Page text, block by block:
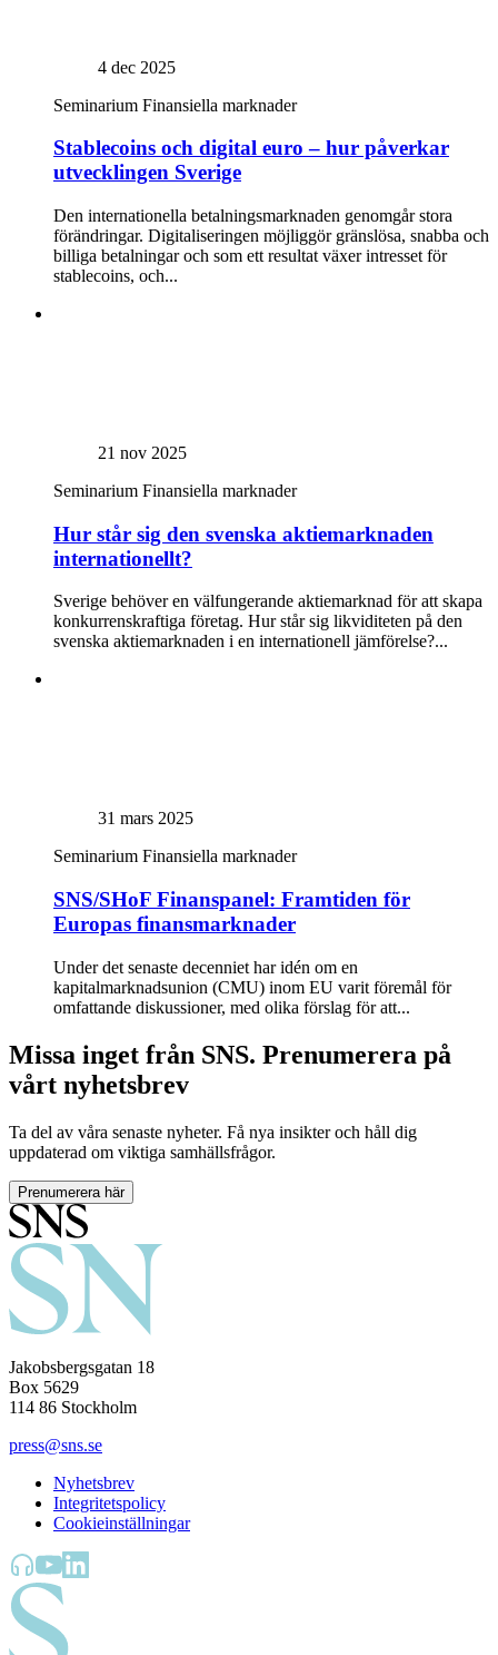
4 dec 2025
Seminarium Finansiella marknader
Stablecoins och digital euro – hur påverkar
utvecklingen Sverige
Den internationella betalningsmarknaden genomgår stora
förändringar. Digitaliseringen möjliggör gränslösa, snabba och
billiga betalningar och som ett resultat växer intresset för
stablecoins, och...
21 nov 2025
Seminarium Finansiella marknader
Hur står sig den svenska aktiemarknaden
internationellt?
Sverige behöver en välfungerande aktiemarknad för att skapa
konkurrenskraftiga företag. Hur står sig likviditeten på den
svenska aktiemarknaden i en internationell jämförelse?...
31 mars 2025
Seminarium Finansiella marknader
SNS/SHoF Finanspanel: Framtiden för
Europas finansmarknader
Under det senaste decenniet har idén om en
kapitalmarknadsunion (CMU) inom EU varit föremål för
omfattande diskussioner, med olika förslag för att...
Missa inget från SNS. Prenumerera på
vårt nyhetsbrev
Ta del av våra senaste nyheter. Få nya insikter och håll dig
uppdaterad om viktiga samhällsfrågor.
Prenumerera här
Jakobsbergsgatan 18
Box 5629
114 86 Stockholm
press@sns.se
Nyhetsbrev
Integritetspolicy
Cookieinställningar